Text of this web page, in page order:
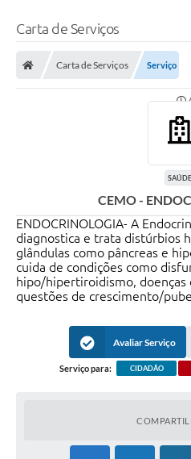
Procuradoria Jurídica - Consultoria
Serviços da Secretaria Municipal
Controle Interno
SIM - Serviço de Inspeção
Carta de Serviços
Carta de Serviços Serviço
SAÚDE
CEMO -
ENDOCRINOLOGIA- A
diagnostica e trata distúrbios
glândulas como pâncreas e
cuida de condições como
hipo/hipertiroidismo, doenças
questões de crescimento/
Avaliar Serviço
Serviço para: CIDADÃO